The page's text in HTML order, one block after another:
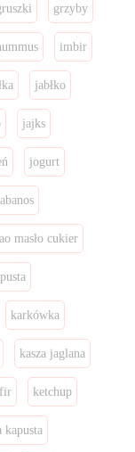
grzyby
imbir
jabłko
jajks
jogurt
masło cukier
karkówka
kasza jaglana
ketchup
kapusta